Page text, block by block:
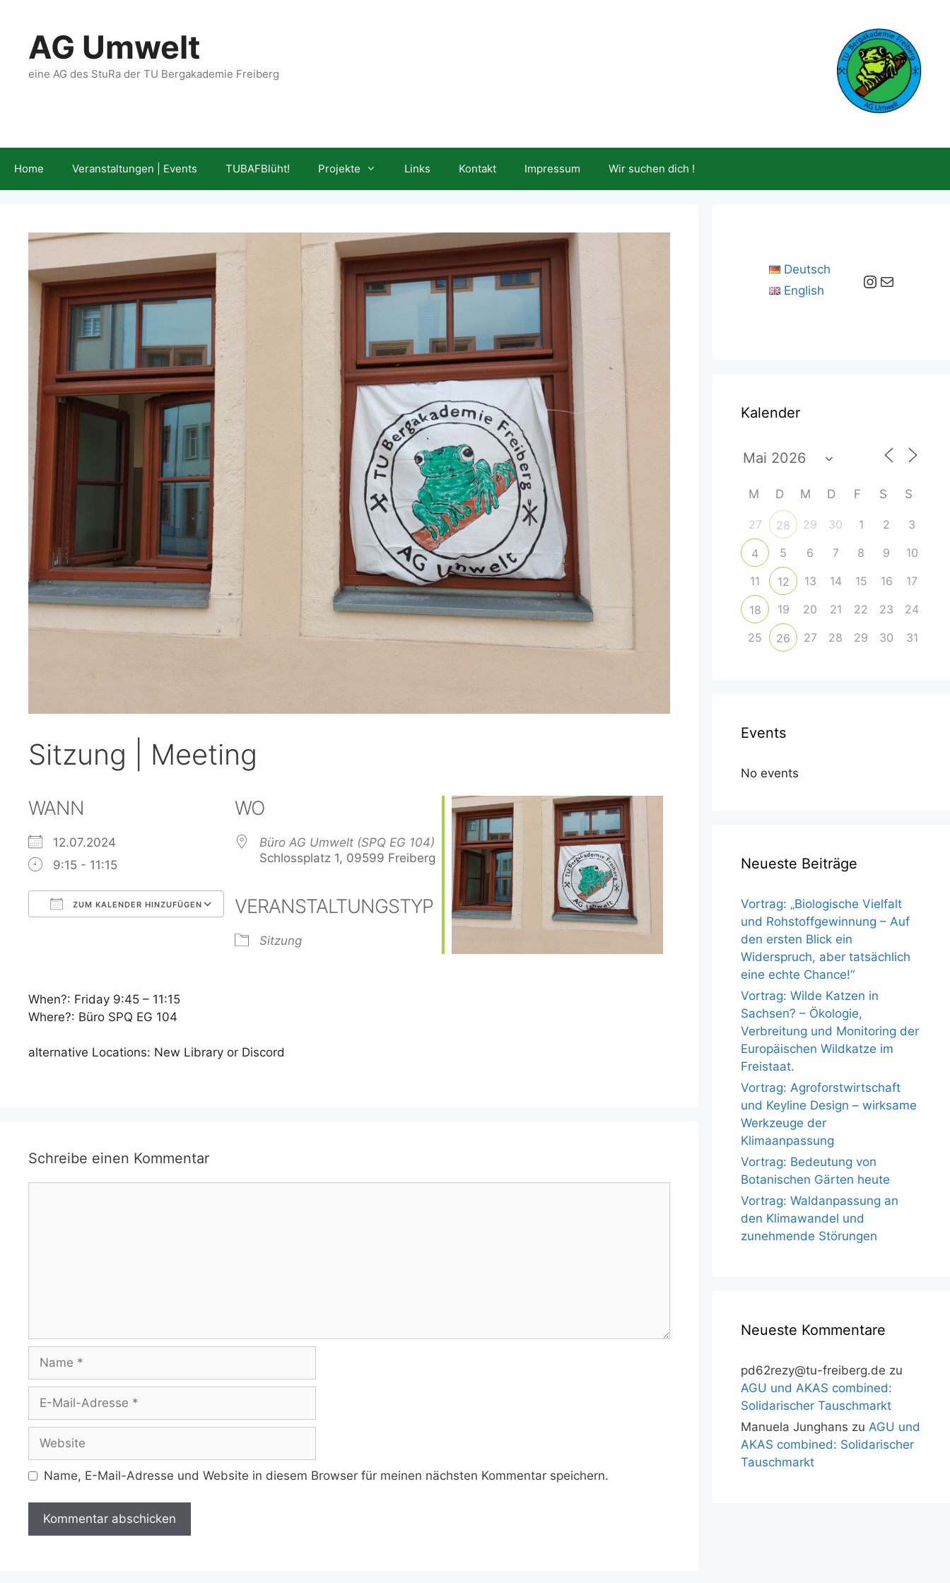
springenAG Umwelt
eine AG des StuRa der TU Bergakademie Freiberg
Home Veranstaltungen | Events TUBAFBlüht! Projekte Links Kontakt Impressum Wir suchen dich !
Sitzung | Meeting
WANN
12.07.2024
9:15 - 11:15
ZUM KALENDER HINZUFÜGEN
Google Kalender iCalendar Office 365 Outlook Live
WO
Büro AG Umwelt (SPQ EG 104)
Schlossplatz 1, 09599 Freiberg
VERANSTALTUNGSTYP
Sitzung
When?: Friday 9:45 – 11:15
Where?: Büro SPQ EG 104
alternative Locations: New Library or Discord
Schreibe einen Kommentar
Mail-
Adresse
Name, E-Mail-Adresse und Website in diesem Browser für meinen nächsten Kommentar speichern.
Deutsch
English
Instagram E-Mail
Kalender
M D M D F S S
27 28 29 30 1 2 3
4 5 6 7 8 9
10
11
12 13 14 15 16 17
18 19 20 21 22 23
24
25
26 27 28 29 30 31
Events
No events
Neueste Beiträge
Vortrag: „Biologische Vielfalt
und Rohstoffgewinnung – Auf
den ersten Blick ein
Widerspruch, aber tatsächlich
eine echte Chance!“
Vortrag: Wilde Katzen in
Sachsen? – Ökologie,
Verbreitung und Monitoring der
Europäischen Wildkatze im
Freistaat.
Vortrag: Agroforstwirtschaft
und Keyline Design – wirksame
Werkzeuge der
Klimaanpassung
Vortrag: Bedeutung von
Botanischen Gärten heute
Vortrag: Waldanpassung an
den Klimawandel und
zunehmende Störungen
Neueste Kommentare
pd62rezy@tu-freiberg.de zu
AGU und AKAS combined:
Solidarischer Tauschmarkt
Manuela Junghans zu AGU und
AKAS combined: Solidarischer
Tauschmarkt